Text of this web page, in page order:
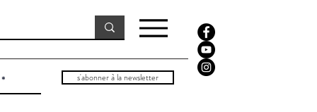
s'abonner à la newsletter